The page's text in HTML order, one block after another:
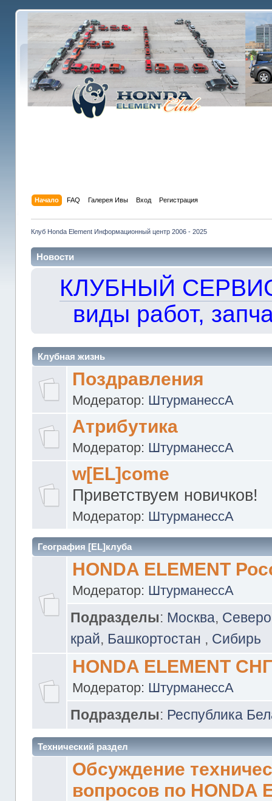
Начало FAQ Галерея Ивы Вход Регистрация
Клуб Honda Element Информационный центр 2006 - 2025
Новости
КЛУБНЫЙ
виды работ,
Клубная жизнь
Поздравления
Модератор: ШтурманессА
Атрибутика
Модератор: ШтурманессА
w[EL]come
Приветствуем новичков!
Модератор: ШтурманессА
География [EL]клуба
HONDA ELEMENT
Модератор: ШтурманессА
Подразделы: Москва,
край, Башкортостан , Сибирь
HONDA ELEMENT
Модератор: ШтурманессА
Подразделы: Республика
Технический раздел
Обсуждение
вопросов по HONDA